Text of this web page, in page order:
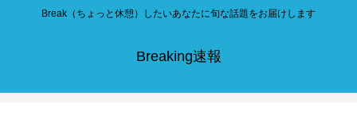
Break（ちょっと休憩）したいあなたに旬な話題をお届けします
Breaking速報